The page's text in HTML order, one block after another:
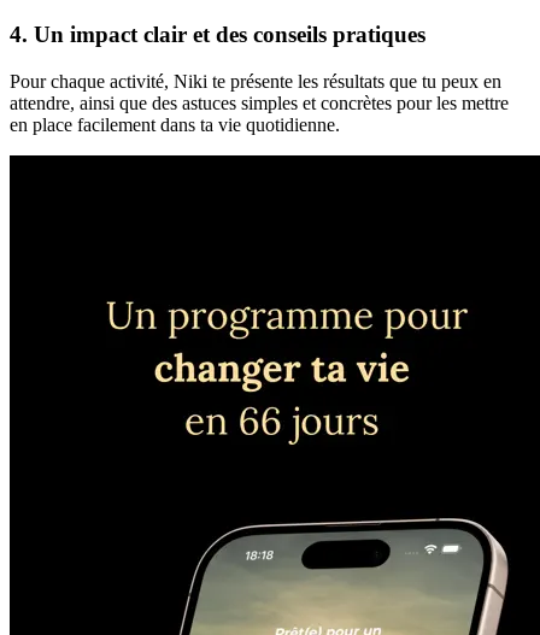
4. Un impact clair et des conseils pratiques
Pour chaque activité, Niki te présente les résultats que tu peux en
attendre, ainsi que des astuces simples et concrètes pour les mettre
en place facilement dans ta vie quotidienne.